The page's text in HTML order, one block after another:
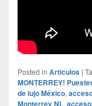
Posted in Articulos |
MONTERREY!
de lujo México,
Monterrey NL,